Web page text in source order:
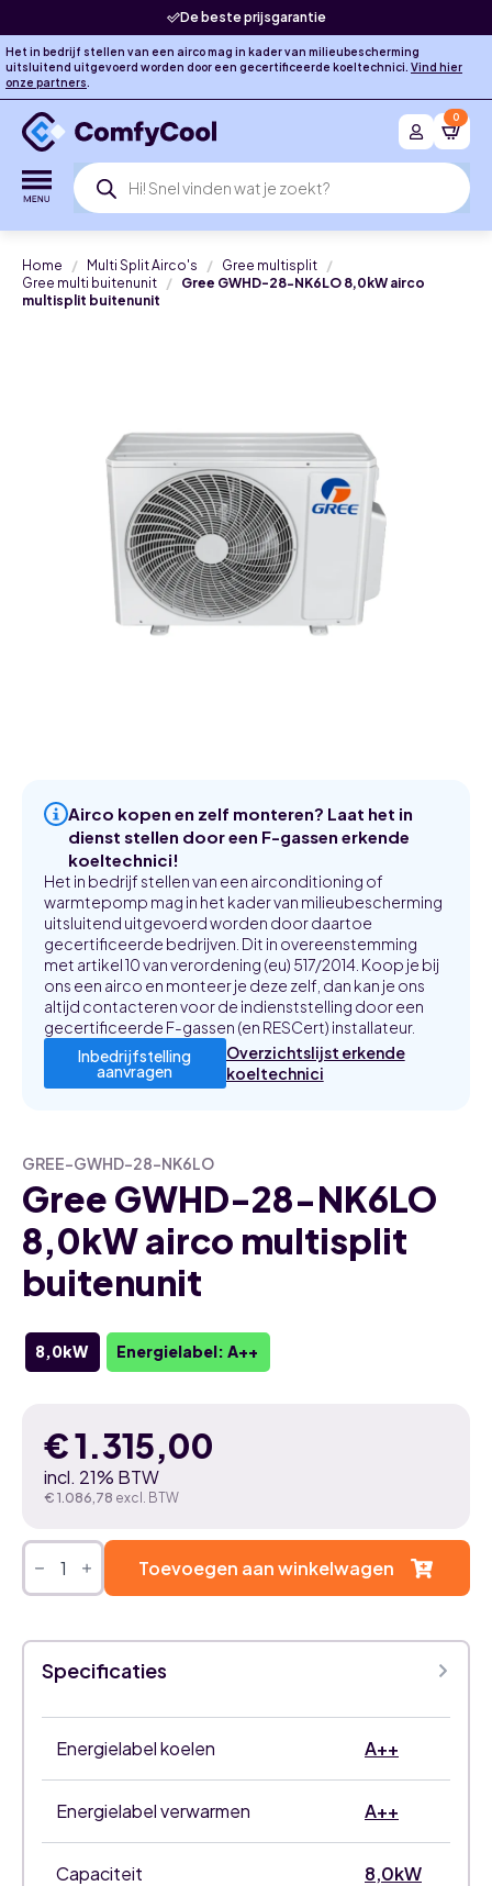
De beste prijsgarantie
Het in bedrijf stellen van een airco mag in kader van milieubescherming
uitsluitend uitgevoerd worden door een gecertificeerde koeltechnici. Vind hier
onze partners.
Producten
zoeken
0
Home Multi Split Airco's
Gree multisplit
Gree multi buitenunit
Gree GWHD-28-NK6LO 8,0kW airco
multisplit buitenunit
Airco kopen en zelf monteren? Laat het in
dienst stellen door een F-gassen erkende
koeltechnici!
Het in bedrijf stellen van een airconditioning of
warmtepomp mag in het kader van milieubescherming
uitsluitend uitgevoerd worden door daartoe
gecertificeerde bedrijven. Dit in overeenstemming
met artikel 10 van verordening (eu) 517/2014. Koop je bij
ons een airco en monteer je deze zelf, dan kan je ons
altijd contacteren voor de indienststelling door een
gecertificeerde F-gassen (en RESCert) installateur.
Inbedrijfstelling
aanvragen
Overzichtslijst erkende
koeltechnici
GREE-GWHD-28-NK6LO
Gree GWHD-28-NK6LO
8,0kW airco multisplit
buitenunit
8,0kW Energielabel: A++
€1.315,00
incl. 21% BTW
€ 1.086,78 excl. BTW
Gree
GWHD-
NK6LO
airco
multisplit
buitenunit
aantal
Toevoegen aan winkelwagen
Specificaties
Energielabel koelen A++
Energielabel verwarmen A++
Capaciteit 8,0kW